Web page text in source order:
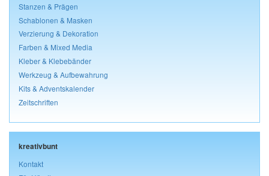
Stanzen & Prägen
Schablonen & Masken
Verzierung & Dekoration
Farben & Mixed Media
Kleber & Klebebänder
Werkzeug & Aufbewahrung
Kits & Adventskalender
Zeitschriften
kreativbunt
Kontakt